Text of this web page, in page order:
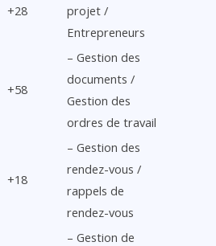
+28
projet /
Entrepreneurs
+58
– Gestion des
documents /
Gestion des
ordres de travail
+18
– Gestion des
rendez-vous /
rappels de
rendez-vous
– Gestion de